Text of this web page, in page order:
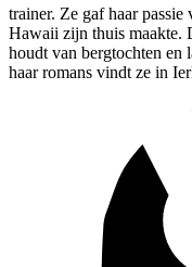
trainer. Ze gaf haar
Hawaii zijn thuis maakte.
houdt van bergtochten en
haar romans vindt ze in